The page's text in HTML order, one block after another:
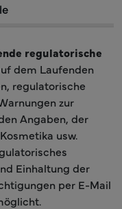
regulatorische
dem Laufenden
regulatorische
zur
Angaben, der
usw.
Einhaltung der
per E-Mail